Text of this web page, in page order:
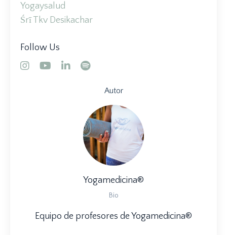
Yogaysalud
Śrī Tkv Desikachar
Follow Us
Autor
Yogamedicina®
Bio
Equipo de profesores de Yogamedicina®